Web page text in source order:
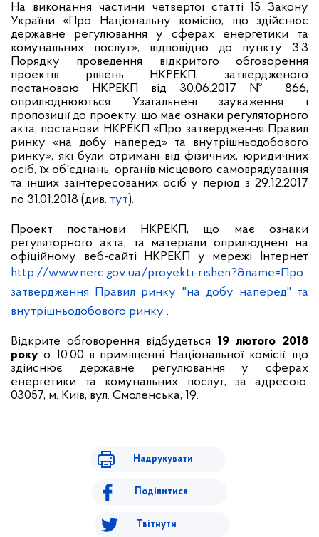
На виконання частини четвертої статті 15 Закону
України «Про Національну комісію, що здійснює
державне регулювання у сферах енергетики та
комунальних послуг», відповідно до пункту 3.3
Порядку проведення відкритого обговорення
проектів рішень НКРЕКП, затвердженого
постановою НКРЕКП від 30.06.2017 № 866,
оприлюднюються Узагальнені зауваження і
пропозиції до проекту, що має ознаки регуляторного
акта, постанови НКРЕКП «Про затвердження Правил
ринку «на добу наперед» та внутрішньодобового
ринку», які були отримані від фізичних, юридичних
осіб, їх об'єднань, органів місцевого самоврядування
та інших заінтересованих осіб у період з 29.12.2017
по 31.01.2018 (див. тут).
Проект постанови НКРЕКП, що має ознаки
регуляторного акта, та матеріали оприлюднені на
офіційному веб-сайті НКРЕКП у мережі Інтернет
http://www.nerc.gov.ua/proyekti-rishen?&name=Про
затвердження Правил ринку "на добу наперед" та
внутрішньодобового ринку .
Відкрите обговорення відбудеться 19 лютого 2018
року о 10:00 в приміщенні Національної комісії, що
здійснює державне регулювання у сферах
енергетики та комунальних послуг, за адресою:
03057, м. Київ, вул. Смоленська, 19.
Надрукувати
Поділитися
Твітнути